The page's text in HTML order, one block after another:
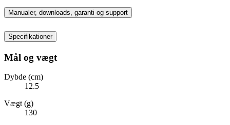
Manualer, downloads, garanti og support
Specifikationer
Mål og vægt
Dybde (cm)
12.5
Vægt (g)
130